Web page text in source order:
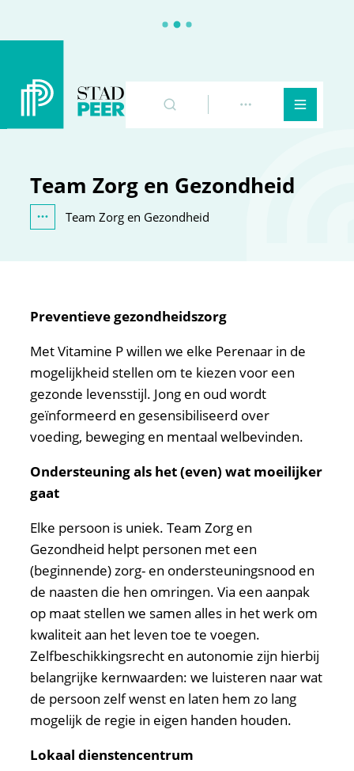
Zoeken Toon meerMenu
Team Zorg en Gezondheid
Toon alle broodkruimel items
Team Zorg en Gezondheid
Preventieve gezondheidszorg
Met Vitamine P willen we elke Perenaar in de
mogelijkheid stellen om te kiezen voor een
gezonde levensstijl. Jong en oud wordt
geïnformeerd en gesensibiliseerd over
voeding, beweging en mentaal welbevinden.
Ondersteuning als het (even) wat moeilijker
gaat
Elke persoon is uniek. Team Zorg en
Gezondheid helpt personen met een
(beginnende) zorg- en ondersteuningsnood en
de naasten die hen omringen. Via een aanpak
op maat stellen we samen alles in het werk om
kwaliteit aan het leven toe te voegen.
Zelfbeschikkingsrecht en autonomie zijn hierbij
belangrijke kernwaarden: we luisteren naar wat
de persoon zelf wenst en laten hem zo lang
mogelijk de regie in eigen handen houden.
Lokaal dienstencentrum